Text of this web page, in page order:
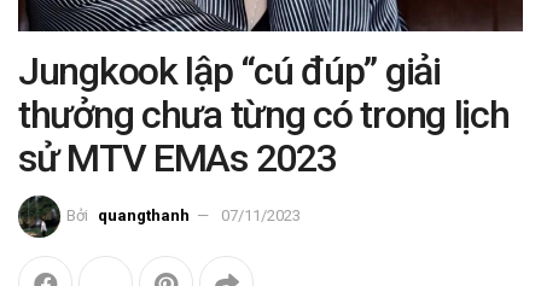
Jungkook lập “cú đúp” giải
thưởng chưa từng có trong lịch
sử MTV EMAs 2023
Bởi quangthanh 07/11/2023